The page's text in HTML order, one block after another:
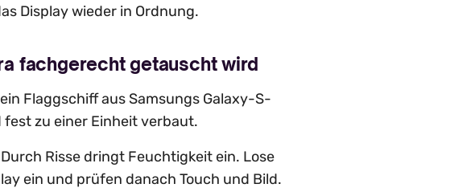
Display wieder in Ordnung.
fachgerecht getauscht wird
Flaggschiff aus Samsungs Galaxy-S-
fest zu einer Einheit verbaut.
Risse dringt Feuchtigkeit ein. Lose
ein und prüfen danach Touch und Bild.